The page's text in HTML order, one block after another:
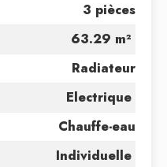
3 pièces
63.29 m²
Radiateur
Electrique
Chauffe-eau
Individuelle